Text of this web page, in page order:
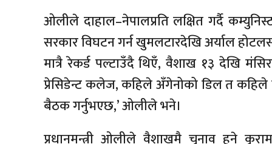
ओलीले दाहाल–नेपालप्रति लक्षित गर्दै
सरकार विघटन गर्न खुमलटारदेखि अर्याल
मात्रै रेकर्ड पल्टाउँदै थिएँ, वैशाख १३ देखि
प्रेसिडेन्ट कलेज, कहिले अँगेनोको डिल त कहिले
बैठक गर्नुभएछ,’ ओलीले भने।
प्रधानमन्त्री ओलीले वैशाखमै चुनाव हुने